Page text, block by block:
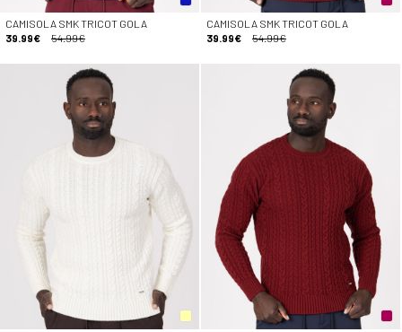
CAMISOLA SMK TRICOT GOLA
39.99€
54.99€
CAMISOLA SMK TRICOT GOLA
39.99€
54.99€